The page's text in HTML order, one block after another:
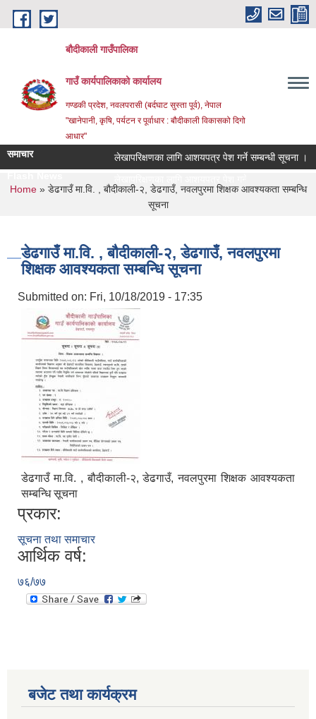
Skip to main content
बौदीकाली गाउँपालिका
गाउँ कार्यपालिकाको कार्यालय
गण्डकी प्रदेश, नवलपरासी (बर्दघाट सुस्ता पूर्व), नेपाल
"खानेपानी, कृषि, पर्यटन र पूर्वाधार : बौदीकाली विकासको दिगो
आधार"
समाचार लेखापरिक्षणका लागि आशयपत्र पेश गर्ने सम्बन्धी सूचना ।
You are here
Home» डेढगाउँ मा.वि. , बौदीकाली-२, डेढगाउँ, नवलपुरमा शिक्षक आवश्यकता सम्बन्धि
सूचना
डेढगाउँ मा.वि. , बौदीकाली-२, डेढगाउँ, नवलपुरमा
शिक्षक आवश्यकता सम्बन्धि सूचना
Submitted on: Fri, 10/18/2019 - 17:35
डेढगाउँ मा.वि. , बौदीकाली-२, डेढगाउँ, नवलपुरमा शिक्षक आवश्यकता
सम्बन्धि सूचना
प्रकार:
सूचना तथा समाचार
आर्थिक वर्ष:
७६/७७
बजेट तथा कार्यक्रम